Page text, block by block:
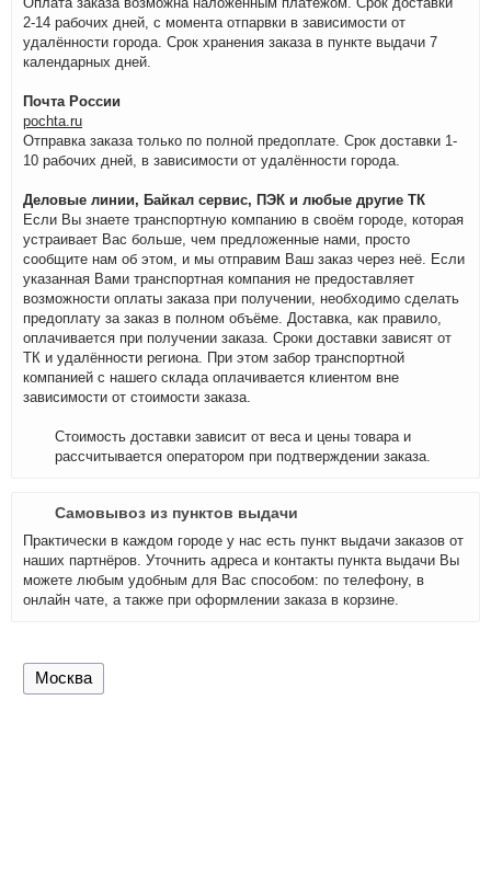
2-14 рабочих дней, с момента отпарвки в зависимости от
удалённости города. Срок хранения заказа в пункте выдачи 7
календарных дней.
Почта России
pochta.ru
Отправка заказа только по полной предоплате. Срок доставки 1-
10 рабочих дней, в зависимости от удалённости города.
Деловые линии, Байкал сервис, ПЭК и любые другие ТК
Если Вы знаете транспортную компанию в своём городе, которая
устраивает Вас больше, чем предложенные нами, просто
сообщите нам об этом, и мы отправим Ваш заказ через неё. Если
указанная Вами транспортная компания не предоставляет
возможности оплаты заказа при получении, необходимо сделать
предоплату за заказ в полном объёме. Доставка, как правило,
оплачивается при получении заказа. Сроки доставки зависят от
ТК и удалённости региона. При этом забор транспортной
компанией с нашего склада оплачивается клиентом вне
зависимости от стоимости заказа.
Стоимость доставки зависит от веса и цены товара и
рассчитывается оператором при подтверждении заказа.
Самовывоз из пунктов выдачи
Практически в каждом городе у нас есть пункт выдачи заказов от
наших партнёров. Уточнить адреса и контакты пункта выдачи Вы
можете любым удобным для Вас способом: по телефону, в
онлайн чате, а также при оформлении заказа в корзине.
Москва